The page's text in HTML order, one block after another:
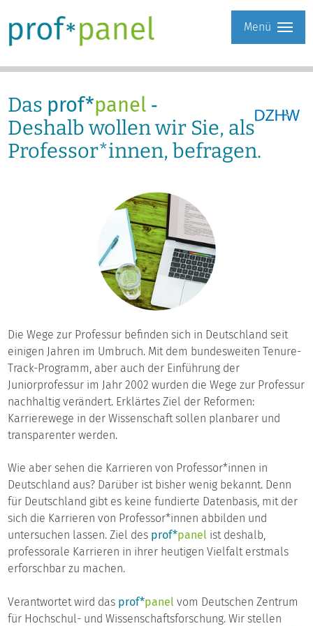
Menü
Das prof*panel ‐
Deshalb wollen wir Sie, als
Professor*innen, befragen.
Die Wege zur Professur befinden sich in Deutschland seit
einigen Jahren im Umbruch. Mit dem bundesweiten Tenure-
Track-Programm, aber auch der Einführung der
Juniorprofessur im Jahr 2002 wurden die Wege zur Professur
nachhaltig verändert. Erklärtes Ziel der Reformen:
Karrierewege in der Wissenschaft sollen planbarer und
transparenter werden.
Wie aber sehen die Karrieren von Professor*innen in
Deutschland aus? Darüber ist bisher wenig bekannt. Denn
für Deutschland gibt es keine fundierte Datenbasis, mit der
sich die Karrieren von Professor*innen abbilden und
untersuchen lassen. Ziel des prof*panel ist deshalb,
professorale Karrieren in ihrer heutigen Vielfalt erstmals
erforschbar zu machen.
Verantwortet wird das prof*panel vom Deutschen Zentrum
für Hochschul- und Wissenschaftsforschung. Wir stellen